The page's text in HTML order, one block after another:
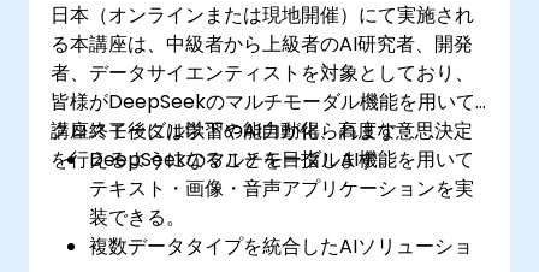
日本（オンラインまたは現地開催）にて実施され
る本講座は、中級者から上級者のAI研究者、開発
者、データサイエンティストを対象としており、
皆様がDeepSeekのマルチモーダル機能を用いて
クロスモーダル学習やAI自動化、高度な意思決定
を行えるようになることを目指します。
講座終了後には以下の能力が得られます：
DeepSeekのマルチモーダルAI機能を用いて
テキスト・画像・音声アプリケーションを実
装できる。
複数データタイプを統合したAIソリューショ